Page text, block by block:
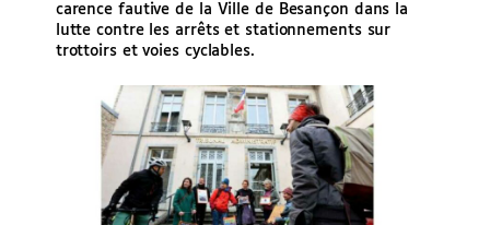
carence fautive de la Ville de Besançon dans la
lutte contre les arrêts et stationnements sur
trottoirs et voies cyclables.